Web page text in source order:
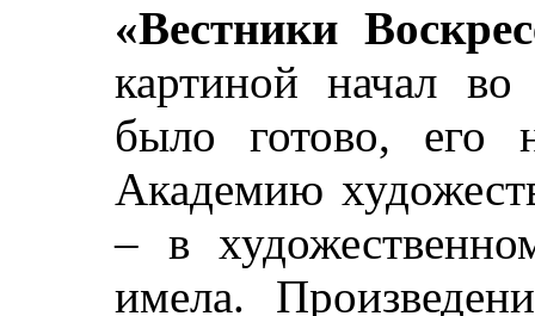
«Вестники
картиной начал
было готово, его
Академию
– в
имела.